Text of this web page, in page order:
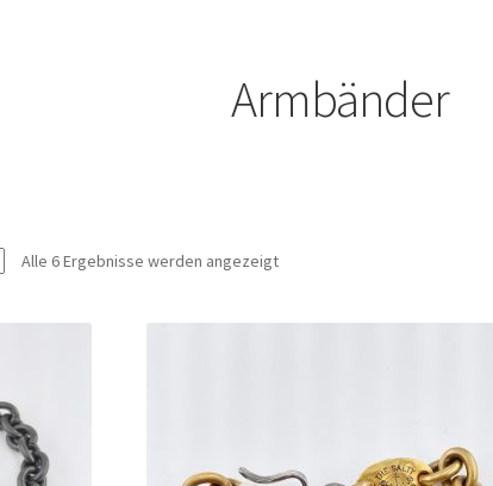
Armbänder
Alle 6 Ergebnisse werden angezeigt